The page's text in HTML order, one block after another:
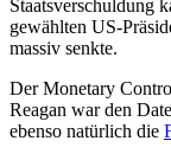
Staatsverschuldung
gewählten US-
massiv senkte.
Der Monetary
Reagan war den
ebenso natürlich die